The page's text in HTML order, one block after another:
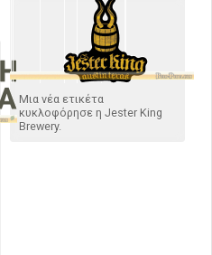
Μια νέα ετικέτα
κυκλοφόρησε η Jester King
Brewery.